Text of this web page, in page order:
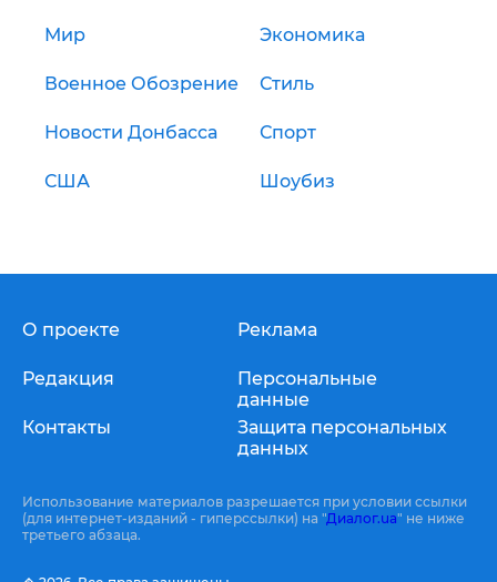
Мир Экономика
Военное Обозрение Стиль
Новости Донбасса Спорт
США Шоубиз
О проекте
Редакция
Контакты
Реклама
Персональные
данные
Защита персональных
данных
Использование материалов разрешается при условии ссылки
(для интернет-изданий - гиперссылки) на "Диалог.ua" не ниже
третьего абзаца.